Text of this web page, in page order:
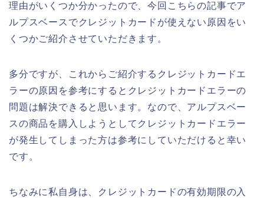
理由がいくつか分かったので、今回こちらの記事でア
ルプスベースでクレジットカードが使えない原因をい
くつかご紹介させていただきます。
多分ですが、これからご紹介するクレジットカードエ
ラーの原因を参考にするとクレジットカードエラーの
問題は解決できると思います。なので、アルプスベー
スの商品を購入しようとしてクレジットカードエラー
が発生してしまった方は参考にしていただけると幸い
です。
ちなみに私自身は、クレジットカードの有効期限の入